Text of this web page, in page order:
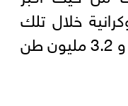
خلال تلك
الفترة بنحو 1.7 مليون طن و 3.2 مليون طن